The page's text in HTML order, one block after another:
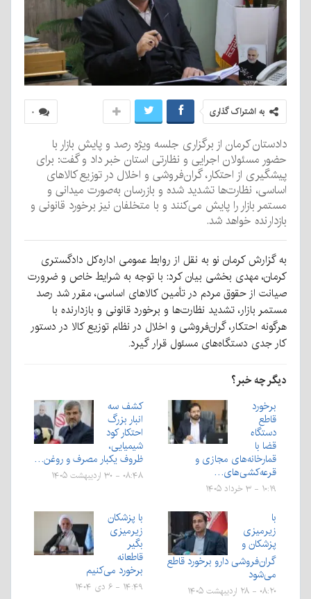
۰ به اشتراک گذاری
دادستان کرمان از برگزاری جلسه ویژه رصد و پایش بازار با
حضور مسئولان اجرایی و نظارتی استان خبر داد و گفت: برای
پیشگیری از احتکار، گران‌فروشی و اخلال در توزیع کالاهای
اساسی، نظارت‌ها تشدید شده و بازرسان به‌صورت میدانی و
مستمر بازار را پایش می‌کنند و با متخلفان نیز برخورد قانونی و
بازدارنده خواهد شد.
به گزارش کرمان نو به نقل از روابط عمومی اداره‌کل دادگستری
کرمان، مهدی بخشی بیان کرد: با توجه به شرایط خاص و ضرورت
صیانت از حقوق مردم در تأمین کالاهای اساسی، مقرر شد رصد
مستمر بازار، تشدید نظارت‌ها و برخورد قانونی و بازدارنده با
هرگونه احتکار، گران‌فروشی و اخلال در نظام توزیع کالا در دستور
کار جدی دستگاه‌های مسئول قرار گیرد.
دیگر چه خبر؟
برخورد
قاطع
دستگاه
قضا با
قمارخانه‌های مجازی و
قرعه‌کشی‌های…
۱۰:۱۹ - ۳ خرداد ۱۴۰۵
کشف سه
انبار بزرگ
احتکار کود
شیمیایی،
ظروف یکبار مصرف و روغن…
۰۸:۴۸ - ۳۰ اردیبهشت ۱۴۰۵
با
زیرمیزی
پزشکان و
گران‌فروشی دارو برخورد قاطع
می‌شود
۰۸:۲۰ - ۲۸ اردیبهشت ۱۴۰۵
با پزشکان
زیرمیزی
بگیر
قاطعانه
برخورد می‌کنیم
۱۴:۴۹ - ۶ دی ۱۴۰۴